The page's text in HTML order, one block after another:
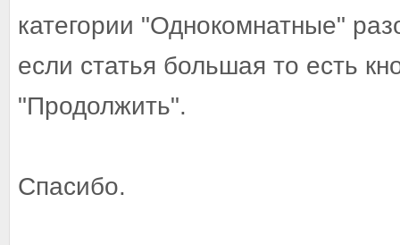
категории "Однокомнатные"
если статья большая то есть
"Продолжить".
Спасибо.